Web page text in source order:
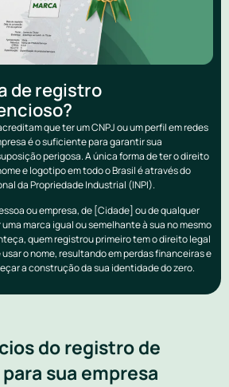
de registro
que ter um CNPJ ou um perfil em redes
é o suficiente para garantir sua
perigosa. A única forma de ter o direito
e logotipo em todo o Brasil é através do
da Propriedade Industrial (INPI).
ou empresa, de [Cidade] ou de qualquer
marca igual ou semelhante à sua no mesmo
quem registrou primeiro tem o direito legal
o nome, resultando em perdas financeiras e
a construção da sua identidade do zero.
do registro de
sua empresa